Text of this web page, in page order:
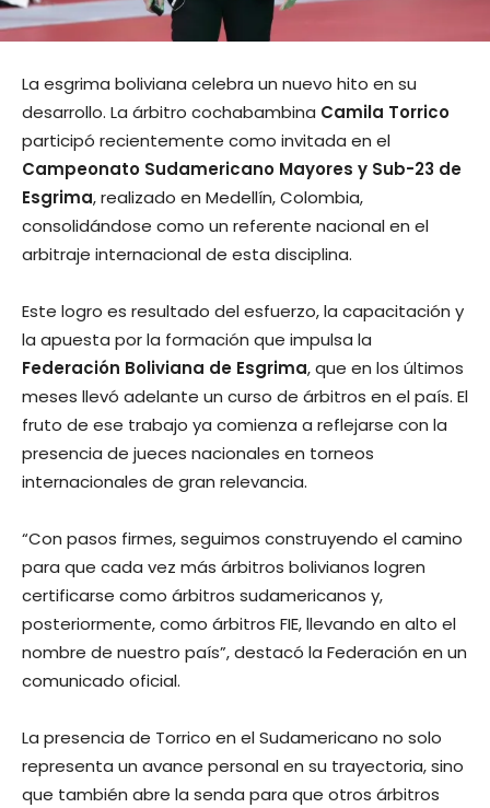
La esgrima boliviana celebra un nuevo hito en su
desarrollo. La árbitro cochabambina Camila Torrico
participó recientemente como invitada en el
Campeonato Sudamericano Mayores y Sub-23 de
Esgrima, realizado en Medellín, Colombia,
consolidándose como un referente nacional en el
arbitraje internacional de esta disciplina.
Este logro es resultado del esfuerzo, la capacitación y
la apuesta por la formación que impulsa la
Federación Boliviana de Esgrima, que en los últimos
meses llevó adelante un curso de árbitros en el país. El
fruto de ese trabajo ya comienza a reflejarse con la
presencia de jueces nacionales en torneos
internacionales de gran relevancia.
“Con pasos firmes, seguimos construyendo el camino
para que cada vez más árbitros bolivianos logren
certificarse como árbitros sudamericanos y,
posteriormente, como árbitros FIE, llevando en alto el
nombre de nuestro país”, destacó la Federación en un
comunicado oficial.
La presencia de Torrico en el Sudamericano no solo
representa un avance personal en su trayectoria, sino
que también abre la senda para que otros árbitros